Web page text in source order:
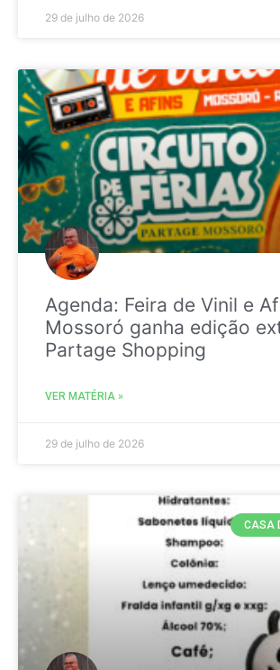
29 de julho de 2026
Agenda: Feira de Vinil e
Mossoró ganha edição
Partage Shopping
VER MATÉRIA »
29 de julho de 2026
CASA